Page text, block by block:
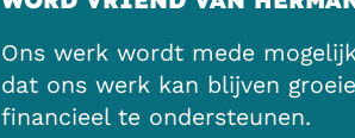
Ons werk wordt mede
dat ons werk kan blijven
financieel te ondersteunen.